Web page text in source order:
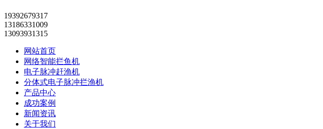
19392679317
13186331009
13093931315
网站首页
网络智能拦鱼机
电子脉冲赶渔机
分体式电子脉冲拦渔机
产品中心
成功案例
新闻资讯
关于我们